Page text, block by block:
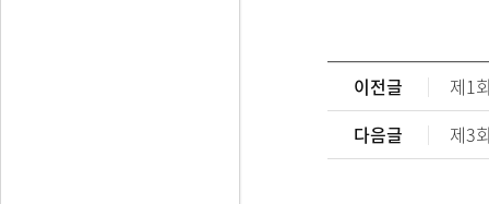
이전글
제1
다음글
제3